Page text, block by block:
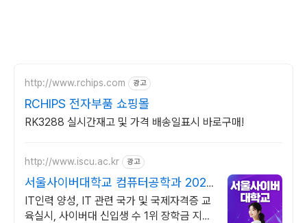
http://www.rchips.com 광고
RCHIPS 전자부품 쇼핑몰
RK3288 실시간재고 및 가격 배송일표시 바로구매!
http://www.iscu.ac.kr 광고
서울사이버대학교 컴퓨터공학과 2026
가을학기 신편입생
IT인력 양성, IT 관련 국가 및 국제자격증 교
육실시, 사이버대 신입생 수 1위 장학금 지급